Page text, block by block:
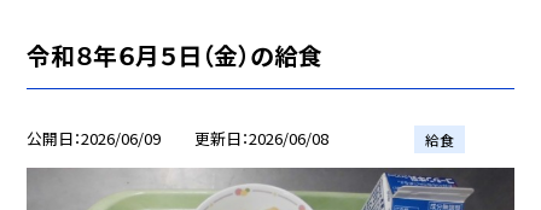
令和８年６月５日（金）の給食
公開日 2026/06/09 更新日 2026/06/08 給食